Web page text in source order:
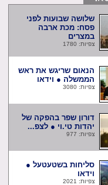
שלושה שבועות לפני
פסח: מכת ארבה
במצרים
צפיות: 1780
הנאום שריגש את ראש
הממשלה ● וידאו
צפיות: 3080
דורון שפר בהפקה של
יהדות טי.וי ● לצפ...
צפיות: 977
סליחות בשטעטעל ●
וידאו
צפיות: 2021